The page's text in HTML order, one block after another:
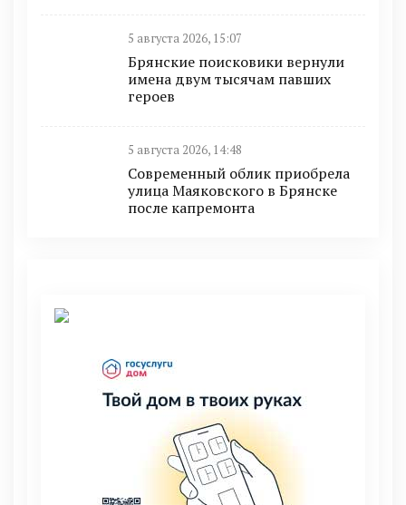
5 августа 2026, 15:07
Брянские поисковики вернули
имена двум тысячам павших
героев
5 августа 2026, 14:48
Современный облик приобрела
улица Маяковского в Брянске
после капремонта